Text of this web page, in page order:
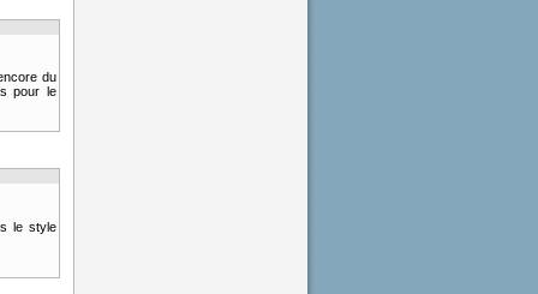
du
pour le
le style